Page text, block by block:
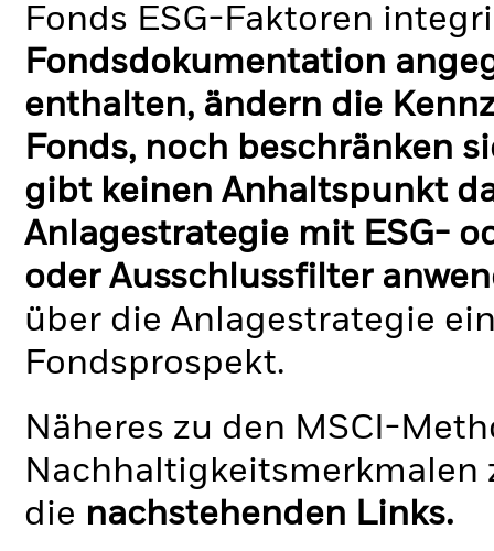
Fonds ESG-Faktoren
Fondsdokumentation
enthalten, ändern die
Fonds, noch beschränken
gibt keinen Anhaltspunkt
Anlagestrategie mit ESG-
oder Ausschlussfilter
über die Anlagestrategie
Fondsprospekt.
Näheres zu den MSCI-
Nachhaltigkeitsmerkmalen
die nachstehenden Links.